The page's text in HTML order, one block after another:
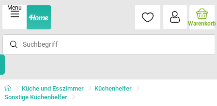
Menu
Warenkorb
Küche und Esszimmer
Küchenhelfer
Sonstige Küchenhelfer